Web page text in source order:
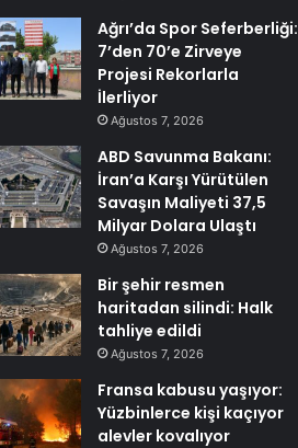
Ağrı’da Spor Seferberliği:
7’den 70’e Zirveye
Projesi Rekorlarla
İlerliyor
Ağustos 7, 2026
ABD Savunma Bakanı:
İran’a Karşı Yürütülen
Savaşın Maliyeti 37,5
Milyar Dolara Ulaştı
Ağustos 7, 2026
Bir şehir resmen
haritadan silindi: Halk
tahliye edildi
Ağustos 7, 2026
Fransa kabusu yaşıyor:
Yüzbinlerce kişi kaçıyor
alevler kovalıyor